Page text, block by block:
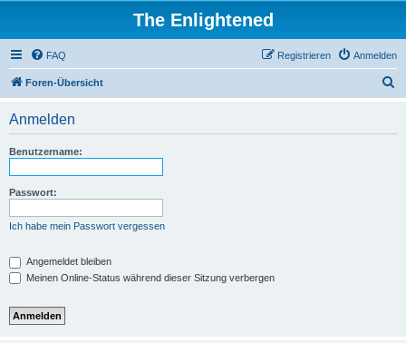
The Enlightened
FAQ Anmelden
Registrieren
Foren-Übersicht
Anmelden
Benutzername:
Passwort:
Ich habe mein Passwort vergessen
Angemeldet bleiben
Meinen Online-Status während dieser Sitzung verbergen